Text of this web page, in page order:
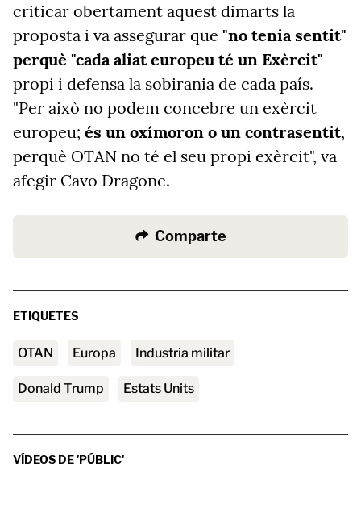
criticar obertament aquest dimarts la
proposta i va assegurar que "no tenia sentit"
perquè "cada aliat europeu té un Exèrcit"
propi i defensa la sobirania de cada país.
"Per això no podem concebre un exèrcit
europeu; és un oxímoron o un contrasentit,
perquè OTAN no té el seu propi exèrcit", va
afegir Cavo Dragone.
Comparte
ETIQUETES
OTAN Europa industria militar
Donald Trump Estats Units
VÍDEOS DE 'PÚBLIC'